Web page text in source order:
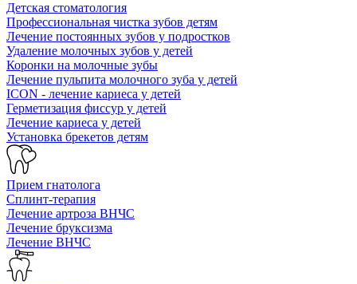
Детская стоматология
Профессиональная чистка зубов детям
Лечение постоянных зубов у подростков
Удаление молочных зубов у детей
Коронки на молочные зубы
Лечение пульпита молочного зуба у детей
ICON - лечение кариеса у детей
Герметизация фиссур у детей
Лечение кариеса у детей
Установка брекетов детям
Прием гнатолога
Сплинт-терапия
Лечение артроза ВНЧС
Лечение бруксизма
Лечение ВНЧС